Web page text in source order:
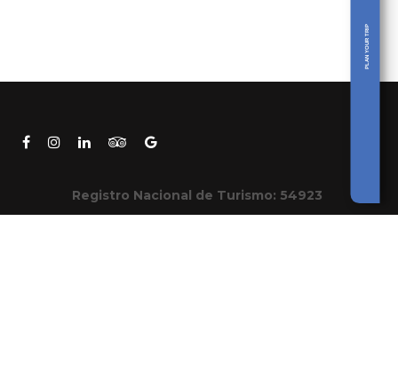
Registro Nacional de Turismo: 54923
PLAN YOUR TRIP